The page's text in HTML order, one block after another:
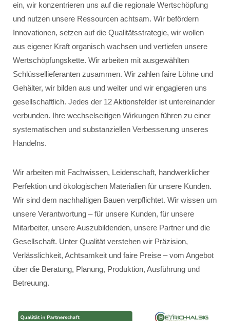
ein, wir konzentrieren uns auf die regionale Wertschöpfung
und nutzen unsere Ressourcen achtsam. Wir befördern
Innovationen, setzen auf die Qualitätsstrategie, wir wollen
aus eigener Kraft organisch wachsen und vertiefen unsere
Wertschöpfungskette. Wir arbeiten mit ausgewählten
Schlüssellieferanten zusammen. Wir zahlen faire Löhne und
Gehälter, wir bilden aus und weiter und wir engagieren uns
gesellschaftlich. Jedes der 12 Aktionsfelder ist untereinander
verbunden. Ihre wechselseitigen Wirkungen führen zu einer
systematischen und substanziellen Verbesserung unseres
Handelns.
Wir arbeiten mit Fachwissen, Leidenschaft, handwerklicher
Perfektion und ökologischen Materialien für unsere Kunden.
Wir sind dem nachhaltigen Bauen verpflichtet. Wir wissen um
unsere Verantwortung – für unsere Kunden, für unsere
Mitarbeiter, unsere Auszubildenden, unsere Partner und die
Gesellschaft. Unter Qualität verstehen wir Präzision,
Verlässlichkeit, Achtsamkeit und faire Preise – vom Angebot
über die Beratung, Planung, Produktion, Ausführung und
Betreuung.